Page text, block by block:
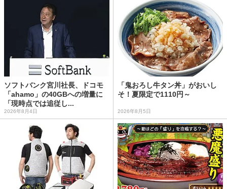
ソフトバンク宮川社長、ドコモ
「ahamo」の40GBへの増量に
「現時点では追従し...
2026年8月4日
「鬼おろし牛タン丼」がおいし
そ！夏限定で1110円～
2026年8月5日